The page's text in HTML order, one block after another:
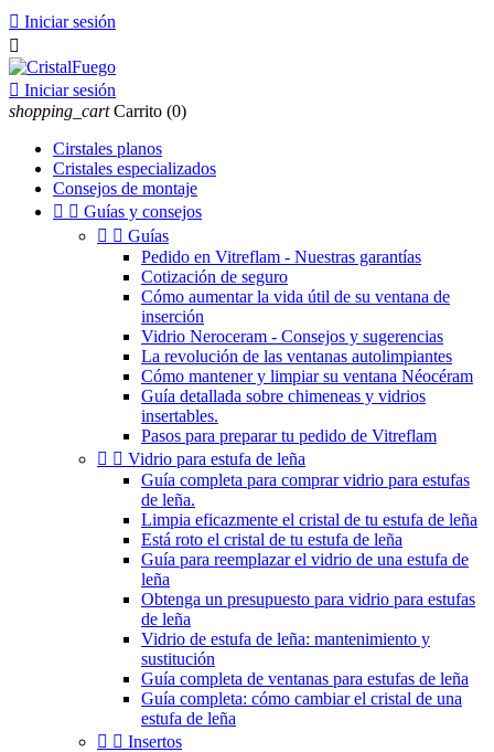
 Iniciar sesión

 Iniciar sesión
shopping_cart Carrito (0)
Cirstales planos
Cristales especializados
Consejos de montaje
  Guías y consejos
  Guías
Pedido en Vitreflam - Nuestras garantías
Cotización de seguro
Cómo aumentar la vida útil de su ventana de
inserción
Vidrio Neroceram - Consejos y sugerencias
La revolución de las ventanas autolimpiantes
Cómo mantener y limpiar su ventana Néocéram
Guía detallada sobre chimeneas y vidrios
insertables.
Pasos para preparar tu pedido de Vitreflam
  Vidrio para estufa de leña
Guía completa para comprar vidrio para estufas
de leña.
Limpia eficazmente el cristal de tu estufa de leña
Está roto el cristal de tu estufa de leña
Guía para reemplazar el vidrio de una estufa de
leña
Obtenga un presupuesto para vidrio para estufas
de leña
Vidrio de estufa de leña: mantenimiento y
sustitución
Guía completa de ventanas para estufas de leña
Guía completa: cómo cambiar el cristal de una
estufa de leña
  Insertos